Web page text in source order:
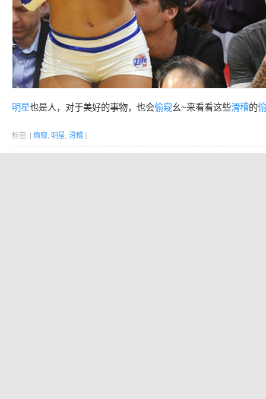
明星也是人，对于美好的事物，也会偷窥幺~来看看这些滑稽的
标签: [ 偷窥, 明星, 滑稽 ]